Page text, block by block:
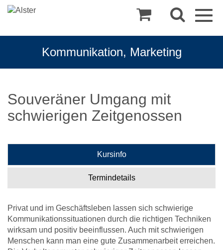
Kommunikation, Marketing
Souveräner Umgang mit
schwierigen Zeitgenossen
Kursinfo
Termindetails
Privat und im Geschäftsleben lassen sich schwierige
Kommunikationssituationen durch die richtigen Techniken
wirksam und positiv beeinflussen. Auch mit schwierigen
Menschen kann man eine gute Zusammenarbeit erreichen.